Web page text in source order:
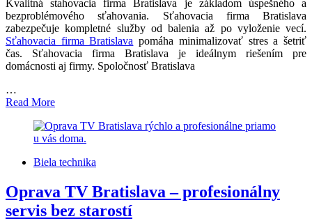
Kvalitná stahovacia firma Bratislava je základom úspešného a
bezproblémového sťahovania. Sťahovacia firma Bratislava
zabezpečuje kompletné služby od balenia až po vyloženie vecí.
Sťahovacia firma Bratislava pomáha minimalizovať stres a šetriť
čas. Sťahovacia firma Bratislava je ideálnym riešením pre
domácnosti aj firmy. Spoločnosť Bratislava
…
Read More
Biela technika
Oprava TV Bratislava – profesionálny
servis bez starostí